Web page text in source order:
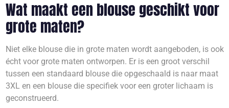
Wat maakt een blouse geschikt voor
grote maten?
Niet elke blouse die in grote maten wordt aangeboden, is ook
écht voor grote maten ontworpen. Er is een groot verschil
tussen een standaard blouse die opgeschaald is naar maat
3XL en een blouse die specifiek voor een groter lichaam is
geconstrueerd.